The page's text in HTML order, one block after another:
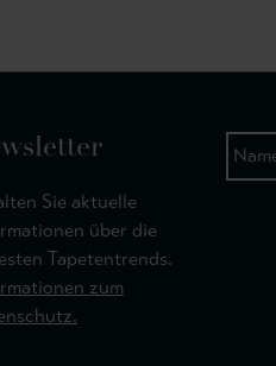
Sie aktuelle
über die
Tapetentrends.
zum